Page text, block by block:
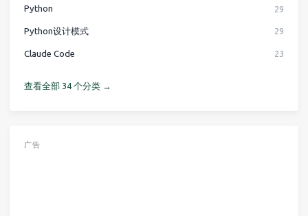
Python 29
Python设计模式 29
Claude Code 23
查看全部 34 个分类 →
广告